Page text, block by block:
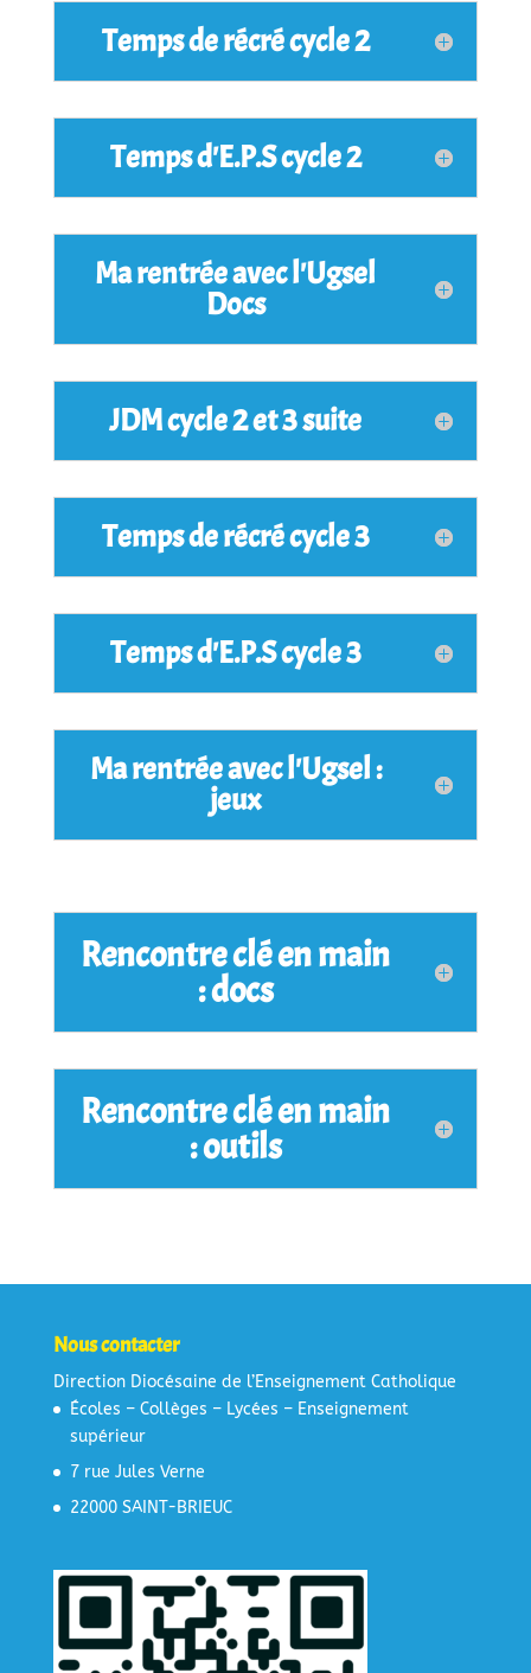
Temps de récré cycle 2
Temps d'E.P.S cycle 2
Ma rentrée avec l'Ugsel
Docs
JDM cycle 2 et 3 suite
Temps de récré cycle 3
Temps d'E.P.S cycle 3
Ma rentrée avec l'Ugsel :
jeux
Rencontre clé en main
: docs
Rencontre clé en main
: outils
Nous contacter
Direction Diocésaine de l’Enseignement Catholique
Écoles – Collèges – Lycées – Enseignement
supérieur
7 rue Jules Verne
22000 SAINT-BRIEUC